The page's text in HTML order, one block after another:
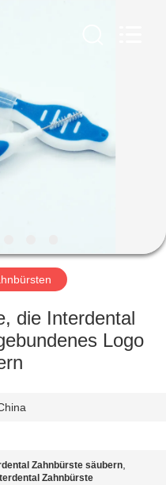
die Interdental
Logo
Zahnbürste säubern,
Zahnbürste